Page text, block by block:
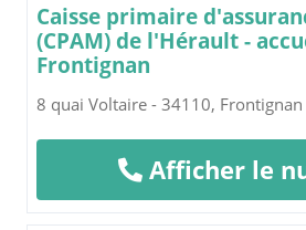
Caisse primaire
(CPAM) de l'Hérault -
Frontignan
8 quai Voltaire - 34110, Frontignan
Afficher le